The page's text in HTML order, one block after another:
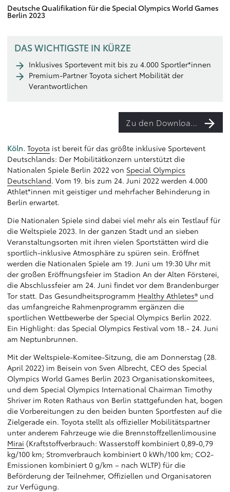
Deutsche Qualifikation für die Special Olympics World Games
Berlin 2023
DAS WICHTIGSTE IN KÜRZE
Inklusives Sportevent mit bis zu 4.000 Sportler*innen
Premium-Partner Toyota sichert Mobilität der
Verantwortlichen
Zu den Downloads
Köln. Toyota ist bereit für das größte inklusive Sportevent
Deutschlands: Der Mobilitätkonzern unterstützt die
Nationalen Spiele Berlin 2022 von Special Olympics
Deutschland. Vom 19. bis zum 24. Juni 2022 werden 4.000
Athlet*innen mit geistiger und mehrfacher Behinderung in
Berlin erwartet.
Die Nationalen Spiele sind dabei viel mehr als ein Testlauf für
die Weltspiele 2023. In der ganzen Stadt und an sieben
Veranstaltungsorten mit ihren vielen Sportstätten wird die
sportlich-inklusive Atmosphäre zu spüren sein. Eröffnet
werden die Nationalen Spiele am 19. Juni um 19:30 Uhr mit
der großen Eröffnungsfeier im Stadion An der Alten Försterei,
die Abschlussfeier am 24. Juni findet vor dem Brandenburger
Tor statt. Das Gesundheitsprogramm Healthy Athletes® und
das umfangreiche Rahmenprogramm ergänzen die
sportlichen Wettbewerbe der Special Olympics Berlin 2022.
Ein Highlight: das Special Olympics Festival vom 18.- 24. Juni
am Neptunbrunnen.
Mit der Weltspiele-Komitee-Sitzung, die am Donnerstag (28.
April 2022) im Beisein von Sven Albrecht, CEO des Special
Olympics World Games Berlin 2023 Organisationskomitees,
und dem Special Olympics International Chairman Timothy
Shriver im Roten Rathaus von Berlin stattgefunden hat, bogen
die Vorbereitungen zu den beiden bunten Sportfesten auf die
Zielgerade ein. Toyota stellt als offizieller Mobilitätspartner
unter anderem Fahrzeuge wie die Brennstoffzellenlimousine
Mirai (Kraftstoffverbrauch: Wasserstoff kombiniert 0,89-0,79
kg/100 km; Stromverbrauch kombiniert 0 kWh/100 km; CO2-
Emissionen kombiniert 0 g/km – nach WLTP) für die
Beförderung der Teilnehmer, Offiziellen und Organisatoren
zur Verfügung.